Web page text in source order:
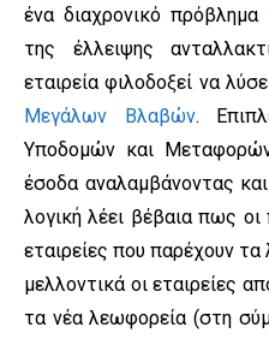
ένα διαχρονικό
της έλλειψης
εταιρεία φιλοδοξεί να
Μεγάλων Βλαβών.
Υποδομών και
έσοδα αναλαμβάνοντας
λογική λέει βέβαια πως
εταιρείες που παρέχουν
μελλοντικά οι εταιρείες
τα νέα λεωφορεία (στη